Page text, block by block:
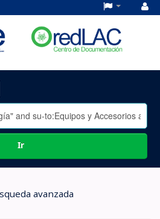
Ir
avanzada